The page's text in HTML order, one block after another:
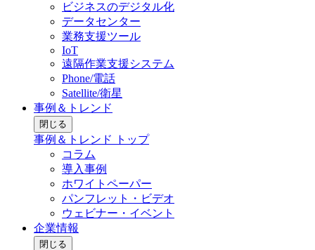
ビジネスのデジタル化
データセンター
業務支援ツール
IoT
遠隔作業支援システム
Phone/電話
Satellite/衛星
事例＆トレンド
閉じる
事例＆トレンド トップ
コラム
導入事例
ホワイトペーパー
パンフレット・ビデオ
ウェビナー・イベント
企業情報
閉じる